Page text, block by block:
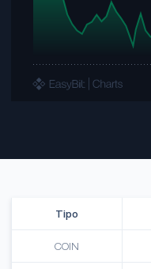
Tipo
COIN